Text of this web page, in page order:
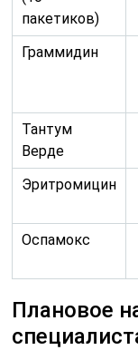
пакетиков)
Граммидин
Тантум
Верде
Эритромицин
Оспамокс
Плановое